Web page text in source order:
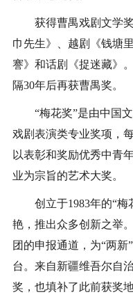
获得曹禺戏剧文学奖
巾先生》、越剧《钱塘
謇》和话剧《捉迷藏》
隔30年后再获曹禺奖。
“梅花奖”是由中国文
戏剧表演类专业奖项，
以表彰和奖励优秀中青
业为宗旨的艺术大奖。
创立于1983年的“梅
艳，推出众多创新之举
团的申报通道，为“两
台。来自新疆维吾尔自
奖，也填补了此前获奖地